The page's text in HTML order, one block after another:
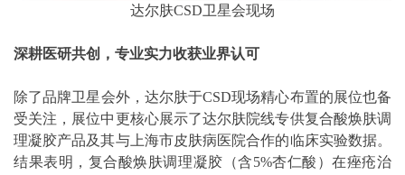
达尔肤CSD卫星会现场
深耕医研共创，专业实力收获业界认可
除了品牌卫星会外，达尔肤于CSD现场精心布置的展位也备
受关注，展位中更核心展示了达尔肤院线专供复合酸焕肤调
理凝胶产品及其与上海市皮肤病医院合作的临床实验数据。
结果表明，复合酸焕肤调理凝胶（含5%杏仁酸）在痤疮治